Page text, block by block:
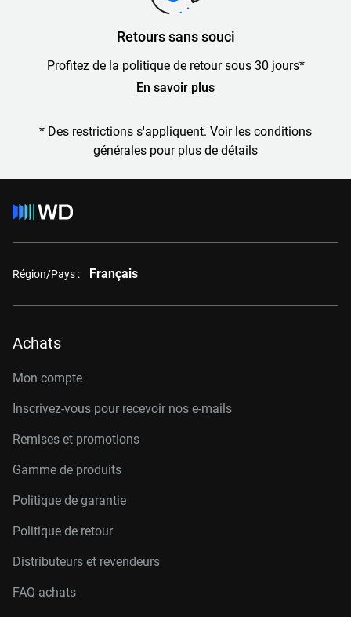
Retours sans souci
Profitez de la politique de retour sous 30 jours*
En savoir plus
* Des restrictions s'appliquent. Voir les conditions
générales pour plus de détails
Région/Pays : Français
Achats
Mon compte
Inscrivez-vous pour recevoir nos e-mails
Remises et promotions
Gamme de produits
Politique de garantie
Politique de retour
Distributeurs et revendeurs
FAQ achats